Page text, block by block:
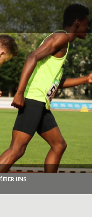
ÜBER UNS